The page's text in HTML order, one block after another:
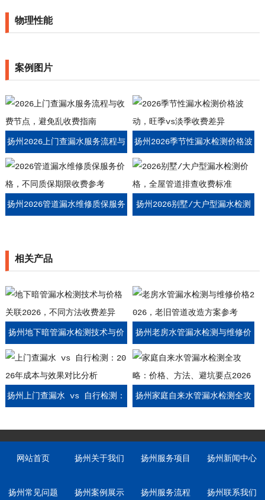
物理性能
案例图片
扬州2026上门查漏水服务流程与
收费节点，避免乱收费指南
扬州2026季节性漏水检测价格波
动，旺季vs淡季收费差异
扬州2026管道漏水维修质保服务 扬州2026别墅/大户型漏水检测
相关产品
扬州地下暗管漏水检测技术与价
格关联2026，不同方法收费差异
扬州老房水管漏水检测与维修价
格2026，老旧管道改造方案参考
扬州上门查漏水 vs 自行检测： 扬州家庭自来水管漏水检测全攻
网站首页 扬州关于我们 扬州服务项目 扬州新闻中心
扬州常见问题 扬州案例展示 扬州服务流程 扬州联系我们